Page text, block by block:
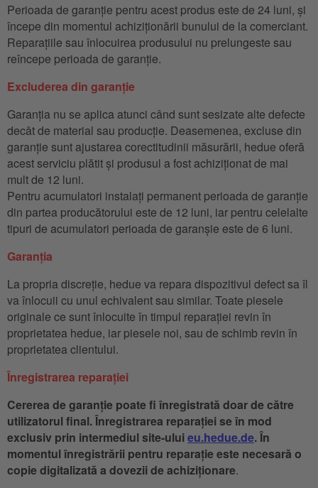
Perioada de garanție pentru acest produs este de 24 luni, și
începe din momentul achiziționării bunului de la comerciant.
Reparațiile sau înlocuirea produsului nu prelungeste sau
reîncepe perioada de garanție.
Excluderea din garanție
Garanția nu se aplica atunci când sunt sesizate alte defecte
decât de material sau producție. Deasemenea, excluse din
garanție sunt ajustarea corectitudinii măsurării, hedue oferă
acest serviciu plătit și produsul a fost achiziționat de mai
mult de 12 luni.
Pentru acumulatori instalați permanent perioada de garanție
din partea producătorului este de 12 luni, iar pentru celelalte
tipuri de acumulatori perioada de garanșie este de 6 luni.
Garanția
La propria discreție, hedue va repara dispozitivul defect sa îl
va înlocuii cu unul echivalent sau similar. Toate piesele
originale ce sunt înlocuite în timpul reparației revin în
proprietatea hedue, iar piesele noi, sau de schimb revin în
proprietatea clientului.
Înregistrarea reparației
Cererea de garanție poate fi înregistrată doar de către
utilizatorul final. Înregistrarea reparației se în mod
exclusiv prin intermediul site-uluieu.hedue.de. În
momentul înregistrării pentru reparație este necesară o
copie digitalizată a dovezii de achiziționare.